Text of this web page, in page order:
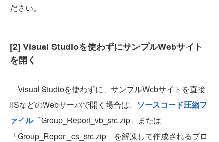
ださい。
[2] Visual Studioを使わずにサンプルWebサイト
を開く
Visual Studioを使わずに、サンプルWebサイトを直接
IISなどのWebサーバで開く場合は、 ソースコード圧縮フ
ァイル「Group_Report_vb_src.zip」または
「Group_Report_cs_src.zip」を解凍して作成されるプロ